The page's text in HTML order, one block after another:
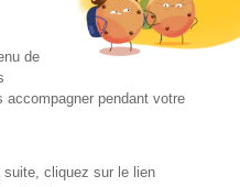
sécurisé
virement bancaire ou chèque